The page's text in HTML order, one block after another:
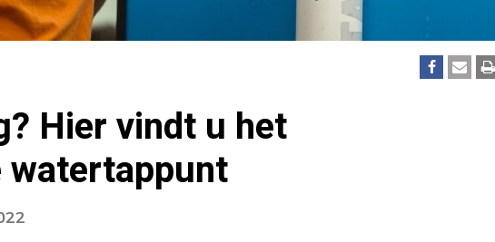
Hier vindt u het